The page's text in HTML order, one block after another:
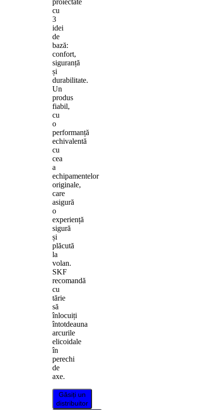
cu
3
idei
de
bază:
confort,
siguranță
și
durabilitate.
Un
produs
fiabil,
cu
o
performanță
echivalentă
cu
cea
a
echipamentelor
originale,
care
asigură
o
experiență
sigură
și
plăcută
la
volan.
SKF
recomandă
cu
tărie
să
înlocuiți
întotdeauna
arcurile
elicoidale
în
perechi
de
axe.
Găsiți un
distribuitor